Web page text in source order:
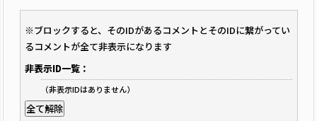
※ブロックすると、そのIDがあるコメントとそのIDに繋がってい
るコメントが全て非表示になります
非表示ID一覧：
（非表示IDはありません）
全て解除